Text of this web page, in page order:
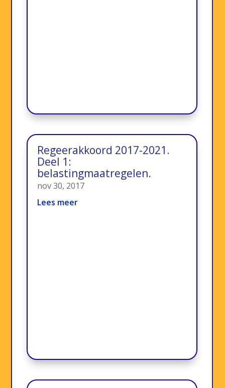
Regeerakkoord 2017-2021.
Deel 1:
belastingmaatregelen.
nov 30, 2017
Lees meer